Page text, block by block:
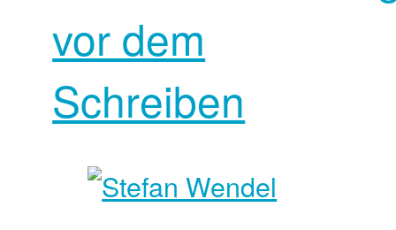
vor dem
Schreiben